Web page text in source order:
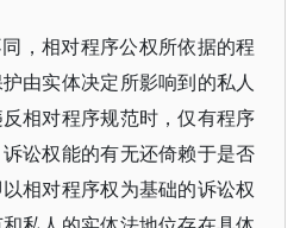
，相对程序公权所依据的程
由实体决定所影响到的私人
相对程序规范时，仅有程序
讼权能的有无还倚赖于是否
相对程序权为基础的诉讼权